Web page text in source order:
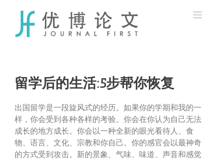
content
留学后的生活:5步帮你恢复
出国留学是一段旋风式的经历。如果你的学期和我的一
样，你会受到各种各样的考验。你会在你认为自己无法
成长的地方成长。你会以一种全新的眼光看待人、食
物、语言、文化、宗教和你自己。你的感官会以最神奇
的方式受到攻击。新的景象、气味、味道、声音和感觉